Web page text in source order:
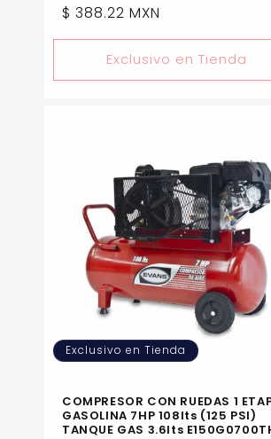
Precio
$ 388.22 MXN
Exclusivo en Tienda
Exclusivo en Tienda
COMPRESOR CON RUEDAS 1
GASOLINA 7HP 108lts (125 PSI)
TANQUE GAS 3.6lts